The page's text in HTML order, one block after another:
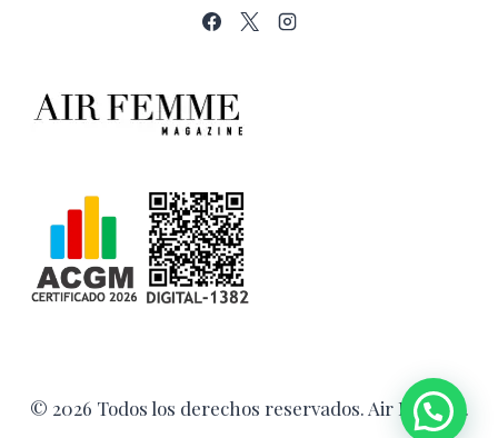
© 2026 Todos los derechos reservados. Air Femme.